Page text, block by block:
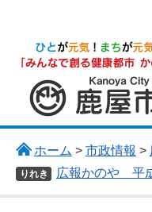
鹿屋市
ホーム > 市政情報 >
りれき 広報かのや 平